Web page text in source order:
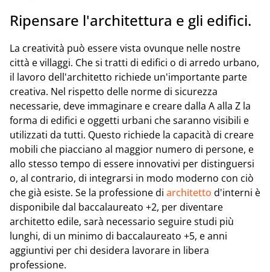
Ripensare l'architettura e gli edifici.
La creatività può essere vista ovunque nelle nostre
città e villaggi. Che si tratti di edifici o di arredo urbano,
il lavoro dell'architetto richiede un'importante parte
creativa. Nel rispetto delle norme di sicurezza
necessarie, deve immaginare e creare dalla A alla Z la
forma di edifici e oggetti urbani che saranno visibili e
utilizzati da tutti. Questo richiede la capacità di creare
mobili che piacciano al maggior numero di persone, e
allo stesso tempo di essere innovativi per distinguersi
o, al contrario, di integrarsi in modo moderno con ciò
che già esiste. Se la professione di architetto d'interni è
disponibile dal baccalaureato +2, per diventare
architetto edile, sarà necessario seguire studi più
lunghi, di un minimo di baccalaureato +5, e anni
aggiuntivi per chi desidera lavorare in libera
professione.